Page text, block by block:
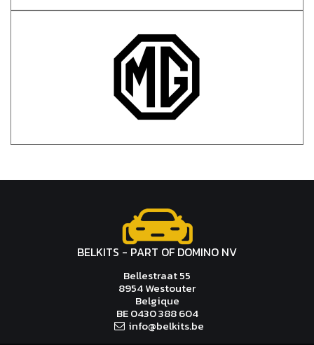
BELKITS - PART OF DOMINO NV
Bellestraat 55
8954 Westouter
Belgique
BE 0430 388 604
info@belkits.be